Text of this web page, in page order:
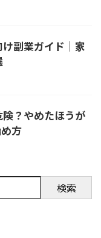
副業ガイド｜家
？やめたほうが
方
検索